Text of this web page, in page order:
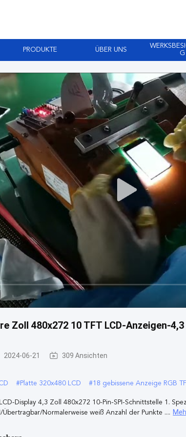
PRODUKTE ÜBER UNS
G
Zoll 480x272 10 TFT LCD-Anzeigen-
2024-06-21 309 Ansichten
#Platte 320x480 LCD #18 gebissene Anzeige RGB
Display 4,3 Zoll 480x272 10-Pin-SPI-Schnittstelle 1.
Normalerweise weiß Anzahl der Punkte ....